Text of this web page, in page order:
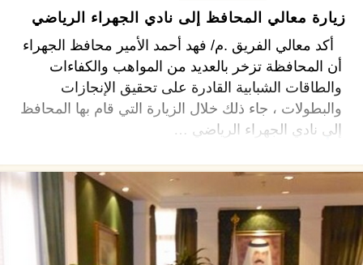
زيارة معالي المحافظ إلى نادي الجهراء الرياضي
أكد معالي الفريق .م/ فهد أحمد الأمير محافظ الجهراء
أن المحافظة تزخر بالعديد من المواهب والكفاءات
والطاقات الشبابية القادرة على تحقيق الإنجازات
والبطولات ، جاء ذلك خلال الزيارة التي قام بها المحافظ
إلى نادي الجهراء الرياضي …